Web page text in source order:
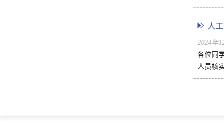
人
2024年
各位同
人员核